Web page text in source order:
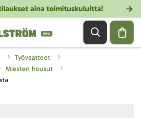
aina toimituskuluitta!
Työvaatteet
Miesten housut